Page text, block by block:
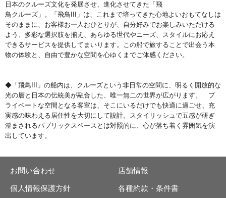
日本のクルーズ文化を発展させ、進化させてきた「飛
鳥クルーズ」。「飛鳥III」は、これまで培ってきた心地よいおもてなしは
そのままに、お客様お一人おひとりが、自分好みでお楽しみいただける
よう、多彩な選択肢を揃え、あらゆる世代やニーズ、スタイルにお応え
できるサービスを提供してまいります。この船で旅することで出会う本
物の体験と、自由で豊かな空間を心ゆくまでご体感ください。
◆「飛鳥III」の船内は、クルーズという非日常の空間に、明るく開放的な
光の層と日本の伝統美が融合した、唯一無二の世界が広がります。 プ
ライベートな空間となる客室は、そこにいるだけでも快適に過ごせ、充
実感の味わえる居住性を大切にして設計。スタイリッシュで五感が研ぎ
澄まされるパブリックスペースとは対照的に、心が落ち着く雰囲気を演
出しています。
お問い合わせ 店舗情報
個人情報保護方針 各種約款・条件書